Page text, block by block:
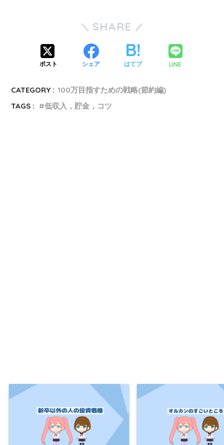
SHARE
ポスト シェア はてブ LINE
CATEGORY : 100万目指すための戦略(節約編)
TAGS :
低収入，貯金，コツ